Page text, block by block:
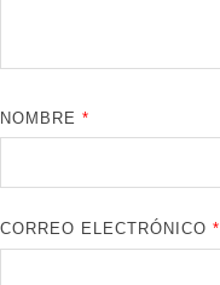
NOMBRE*
CORREO ELECTRÓNICO*